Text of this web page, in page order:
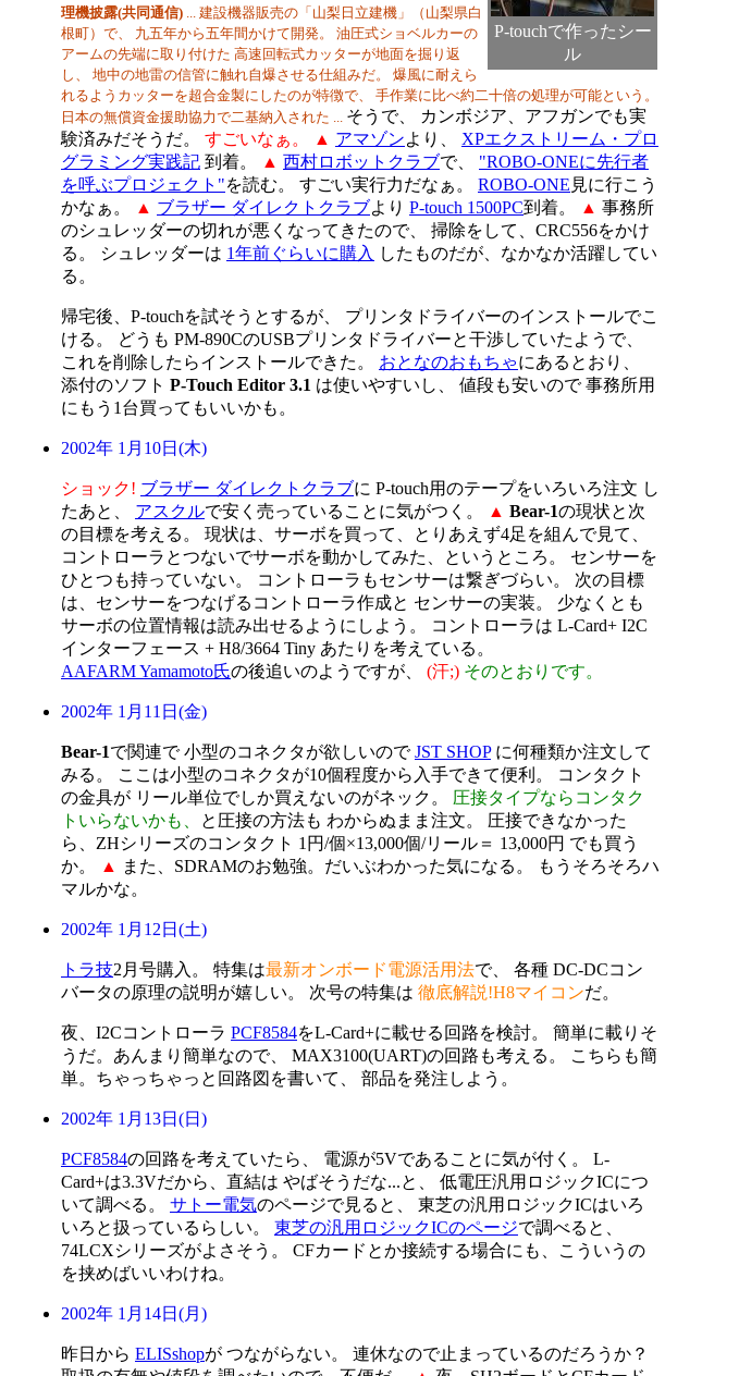
P-touchで作ったシー
ル
理機披露(共同通信) ... 建設機器販売の「山梨日立建機」（山梨県白
根町）で、 九五年から五年間かけて開発。 油圧式ショベルカーの
アームの先端に取り付けた 高速回転式カッターが地面を掘り返
し、 地中の地雷の信管に触れ自爆させる仕組みだ。 爆風に耐えら
れるようカッターを超合金製にしたのが特徴で、 手作業に比べ約二十倍の処理が可能という。
日本の無償資金援助協力で二基納入された ... そうで、 カンボジア、アフガンでも実
験済みだそうだ。 すごいなぁ。 ▲ アマゾンより、 XPエクストリーム・プロ
グラミング実践記 到着。 ▲ 西村ロボットクラブで、 "ROBO-ONEに先行者
を呼ぶプロジェクト"を読む。 すごい実行力だなぁ。 ROBO-ONE 見に行こう
かなぁ。
▲ ブラザー ダイレクトクラブより P-touch 1500PC到着。 ▲ 事務所
のシュレッダーの切れが悪くなってきたので、 掃除をして、CRC556をかけ
る。 シュレッダーは 1年前ぐらいに購入 したものだが、なかなか活躍してい
る。
帰宅後、P-touchを試そうとするが、 プリンタドライバーのインストールでこ
ける。 どうも PM-890CのUSBプリンタドライバーと干渉していたようで、
これを削除したらインストールできた。 おとなのおもちゃにあるとおり、
添付のソフト P-Touch Editor 3.1 は使いやすいし、 値段も安いので 事務所用
にもう1台買ってもいいかも。
2002年 1月10日(木)
ショック! ブラザー ダイレクトクラブに P-touch用のテープをいろいろ注文 し
たあと、 アスクルで安く売っていることに気がつく。 ▲ Bear-1の現状と次
の目標を考える。 現状は、サーボを買って、とりあえず4足を組んで見て、
コントローラとつないでサーボを動かしてみた、というところ。 センサーを
ひとつも持っていない。 コントローラもセンサーは繋ぎづらい。 次の目標
は、センサーをつなげるコントローラ作成と センサーの実装。 少なくとも
サーボの位置情報は読み出せるようにしよう。 コントローラは L-Card+ I2C
インターフェース + H8/3664 Tiny あたりを考えている。
AAFARM Yamamoto氏の後追いのようですが、 (汗;) そのとおりです。
2002年 1月11日(金)
Bear-1で関連で 小型のコネクタが欲しいのでJST SHOPに何種類か注文して
みる。 ここは小型のコネクタが10個程度から入手できて便利。 コンタクト
の金具が リール単位でしか買えないのがネック。 圧接タイプならコンタク
トいらないかも、
と圧接の方法も わからぬまま注文。 圧接できなかった
ら、ZHシリーズのコンタクト 1円/個×13,000個/リール＝ 13,000円 でも買う
か。
▲
また、SDRAMのお勉強。だいぶわかった気になる。 もうそろそろハ
マルかな。
2002年 1月12日(土)
トラ技2月号購入。 特集は最新オンボード電源活用法で、 各種 DC-DCコン
バータの原理の説明が嬉しい。 次号の特集は 徹底解説!H8マイコンだ。
夜、I2Cコントローラ PCF8584をL-Card+に載せる回路を検討。 簡単に載りそ
うだ。あんまり簡単なので、 MAX3100(UART)の回路も考える。 こちらも簡
単。ちゃっちゃっと回路図を書いて、 部品を発注しよう。
2002年 1月13日(日)
PCF8584の回路を考えていたら、 電源が5Vであることに気が付く。 L-
Card+は3.3Vだから、直結は やばそうだな...と、 低電圧汎用ロジックICにつ
いて調べる。 サトー電気のページで見ると、 東芝の汎用ロジックICはいろ
いろと扱っているらしい。 東芝の汎用ロジックICのページで調べると、
74LCXシリーズがよさそう。 CFカードとか接続する場合にも、こういうの
を挟めばいいわけね。
2002年 1月14日(月)
昨日から ELISshopが つながらない。 連休なので止まっているのだろうか？